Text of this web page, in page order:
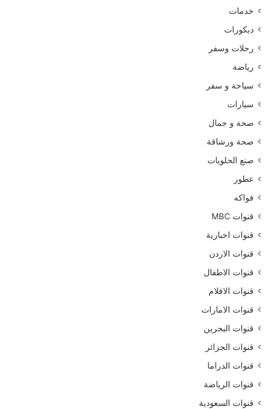
خدمات
ديكورات
رحلات وسفر
رياضة
سياحة و سفر
سيارات
صحة و جمال
صحة ورشاقة
صنع الحلويات
عطور
فواكه
قنوات MBC
قنوات اخبارية
قنوات الاردن
قنوات الاطفال
قنوات الافلام
قنوات الامارات
قنوات البحرين
قنوات الجزائر
قنوات الدراما
قنوات الرياضة
قنوات السعودية